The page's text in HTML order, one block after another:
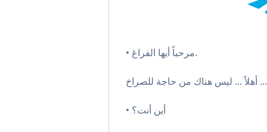
• مرحباً أيها الفراغ.
• أين أنت؟